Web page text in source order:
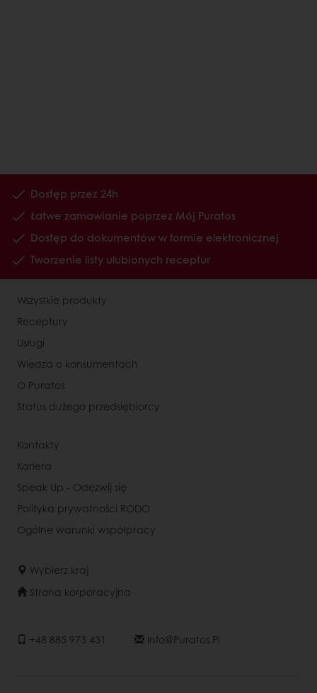
Dostęp przez 24h
Łatwe zamawianie poprzez Mój Puratos
Dostęp do dokumentów w formie elektronicznej
Tworzenie listy ulubionych receptur
Wszystkie produkty
Receptury
Usługi
Wiedza o konsumentach
O Puratos
Status dużego przedsiębiorcy
Kontakty
Kariera
Speak Up - Odezwij się
Polityka prywatności RODO
Ogólne warunki współpracy
Wybierz kraj
Strona korporacyjna
+48 885 973 431 Info@puratos.pl